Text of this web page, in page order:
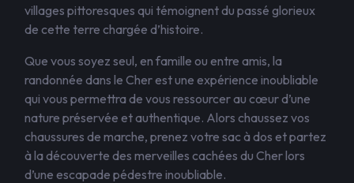
villages pittoresques qui témoignent du passé glorieux
de cette terre chargée d’histoire.
Que vous soyez seul, en famille ou entre amis, la
randonnée dans le Cher est une expérience inoubliable
qui vous permettra de vous ressourcer au cœur d’une
nature préservée et authentique. Alors chaussez vos
chaussures de marche, prenez votre sac à dos et partez
à la découverte des merveilles cachées du Cher lors
d’une escapade pédestre inoubliable.